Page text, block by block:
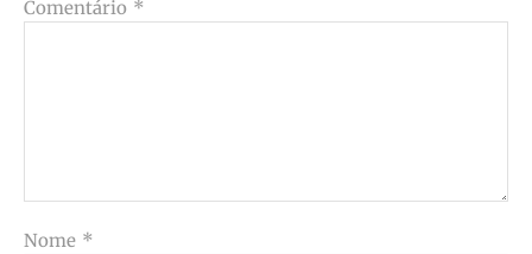
Comentário *
Nome *